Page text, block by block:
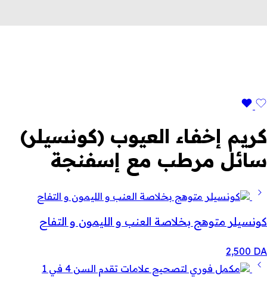
كريم إخفاء العيوب (كونسيلر)
سائل مرطب مع إسفنجة
كونسيلر متوهج بخلاصة العنب و الليمون و التفاح
2,500 DA